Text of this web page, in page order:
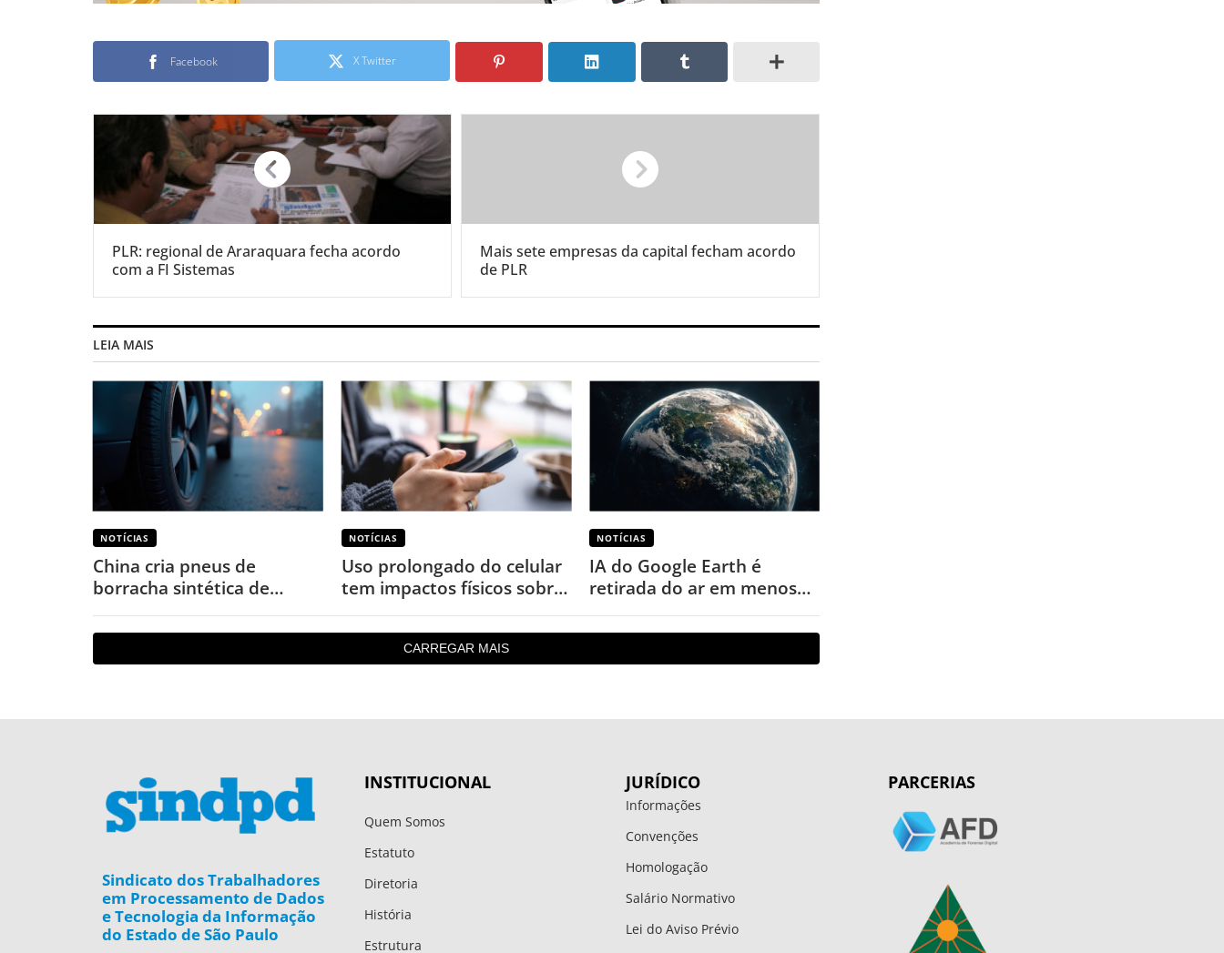
Facebook X Twitter
PLR: regional de Araraquara fecha acordo
com a FI Sistemas
Mais sete empresas da capital fecham acordo
de PLR
LEIA MAIS
NOTÍCIAS
China cria pneus de
borracha sintética de
terras-raras para veículos
elétricos
NOTÍCIAS
Uso prolongado do celular
tem impactos físicos sobre
o corpo
NOTÍCIAS
IA do Google Earth é
retirada do ar em menos
de um dia após uso
inesperado
CARREGAR MAIS
Sindicato dos Trabalhadores
em Processamento de Dados
e Tecnologia da Informação
do Estado de São Paulo
INSTITUCIONAL
Quem Somos
Estatuto
Diretoria
História
Estrutura
JURÍDICO
Informações
Convenções
Homologação
Salário Normativo
Lei do Aviso Prévio
PARCERIAS